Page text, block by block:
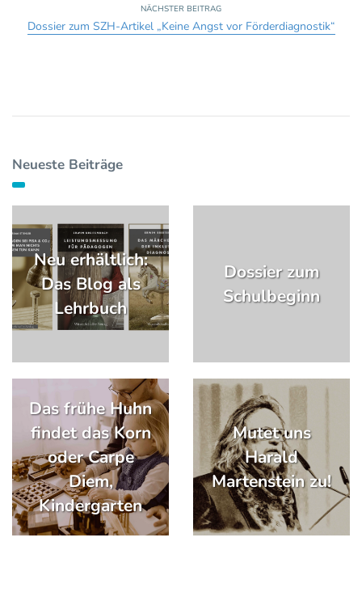
NÄCHSTER BEITRAG
Dossier zum SZH-Artikel „Keine Angst vor Förderdiagnostik“
Neueste Beiträge
Neu erhältlich:
Das Blog als
Lehrbuch
Dossier zum
Schulbeginn
Das frühe Huhn
findet das Korn
oder Carpe
Diem,
Kindergarten
Mutet uns
Harald
Martenstein zu!